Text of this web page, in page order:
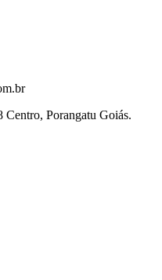
Centro, Porangatu Goiás.